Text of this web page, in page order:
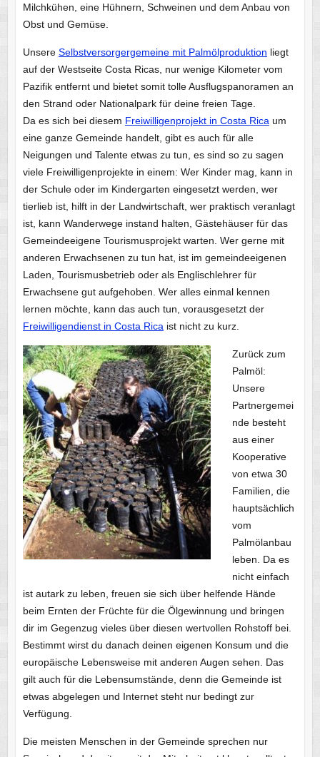
Milchkühen, eine Hühnern, Schweinen und dem Anbau von
Obst und Gemüse.
Unsere Selbstversorgergemeine mit Palmölproduktion liegt
auf der Westseite Costa Ricas, nur wenige Kilometer vom
Pazifik entfernt und bietet somit tolle Ausflugspanoramen an
den Strand oder Nationalpark für deine freien Tage.
Da es sich bei diesem Freiwilligenprojekt in Costa Rica um
eine ganze Gemeinde handelt, gibt es auch für alle
Neigungen und Talente etwas zu tun, es sind so zu sagen
viele Freiwilligenprojekte in einem: Wer Kinder mag, kann in
der Schule oder im Kindergarten eingesetzt werden, wer
tierlieb ist, hilft in der Landwirtschaft, wer praktisch veranlagt
ist, kann Wanderwege instand halten, Gästehäuser für das
Gemeindeeigene Tourismusprojekt warten. Wer gerne mit
anderen Erwachsenen zu tun hat, ist im gemeindeeigenen
Laden, Tourismusbetrieb oder als Englischlehrer für
Erwachsene gut aufgehoben. Wer alles einmal kennen
lernen möchte, kann das auch tun, vorausgesetzt der
Freiwilligendienst in Costa Rica ist nicht zu kurz.
Zurück zum
Palmöl:
Unsere
Partnergemei
nde besteht
aus einer
Kooperative
von etwa 30
Familien, die
hauptsächlich
vom
Palmölanbau
leben. Da es
nicht einfach
ist autark zu leben, freuen sie sich über helfende Hände
beim Ernten der Früchte für die Ölgewinnung und bringen
dir im Gegenzug vieles über diesen wertvollen Rohstoff bei.
Bestimmt wirst du danach deinen eigenen Konsum und die
europäische Lebensweise mit anderen Augen sehen. Das
gilt auch für die Lebensumstände, denn die Gemeinde ist
etwas abgelegen und Internet steht nur bedingt zur
Verfügung.
Die meisten Menschen in der Gemeinde sprechen nur